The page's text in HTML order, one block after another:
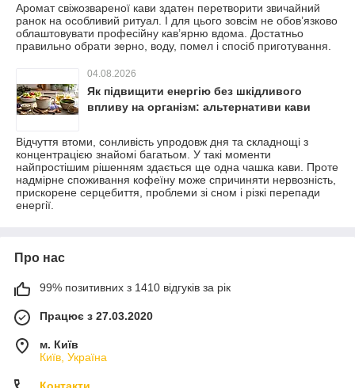
Аромат свіжозвареної кави здатен перетворити звичайний
ранок на особливий ритуал. І для цього зовсім не обов’язково
облаштовувати професійну кав’ярню вдома. Достатньо
правильно обрати зерно, воду, помел і спосіб приготування.
04.08.2026
Як підвищити енергію без шкідливого
впливу на організм: альтернативи кави
Відчуття втоми, сонливість упродовж дня та складнощі з
концентрацією знайомі багатьом. У такі моменти
найпростішим рішенням здається ще одна чашка кави. Проте
надмірне споживання кофеїну може спричиняти нервозність,
прискорене серцебиття, проблеми зі сном і різкі перепади
енергії.
Про нас
99% позитивних з 1410 відгуків за рік
Працює з 27.03.2020
м. Київ
Київ, Україна
Контакти